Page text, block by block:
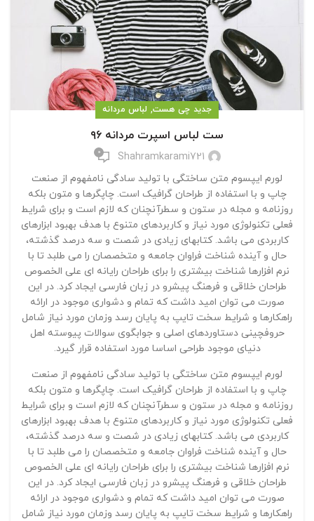
جدید چی هست, لباس مردانه
ست لباس اسپرت مردانه ۹۶
Shahramkarami721
0
لورم ایپسوم متن ساختگی با تولید سادگی نامفهوم از صنعت
چاپ و با استفاده از طراحان گرافیک است. چاپگرها و متون بلکه
روزنامه و مجله در ستون و سطرآنچنان که لازم است و برای شرایط
فعلی تکنولوژی مورد نیاز و کاربردهای متنوع با هدف بهبود ابزارهای
کاربردی می باشد. کتابهای زیادی در شصت و سه درصد گذشته،
حال و آینده شناخت فراوان جامعه و متخصصان را می طلبد تا با
نرم افزارها شناخت بیشتری را برای طراحان رایانه ای علی الخصوص
طراحان خلاقی و فرهنگ پیشرو در زبان فارسی ایجاد کرد. در این
صورت می توان امید داشت که تمام و دشواری موجود در ارائه
راهکارها و شرایط سخت تایپ به پایان رسد وزمان مورد نیاز شامل
حروفچینی دستاوردهای اصلی و جوابگوی سوالات پیوسته اهل
دنیای موجود طراحی اساسا مورد استفاده قرار گیرد.
لورم ایپسوم متن ساختگی با تولید سادگی نامفهوم از صنعت
چاپ و با استفاده از طراحان گرافیک است. چاپگرها و متون بلکه
روزنامه و مجله در ستون و سطرآنچنان که لازم است و برای شرایط
فعلی تکنولوژی مورد نیاز و کاربردهای متنوع با هدف بهبود ابزارهای
کاربردی می باشد. کتابهای زیادی در شصت و سه درصد گذشته،
حال و آینده شناخت فراوان جامعه و متخصصان را می طلبد تا با
نرم افزارها شناخت بیشتری را برای طراحان رایانه ای علی الخصوص
طراحان خلاقی و فرهنگ پیشرو در زبان فارسی ایجاد کرد. در این
صورت می توان امید داشت که تمام و دشواری موجود در ارائه
راهکارها و شرایط سخت تایپ به پایان رسد وزمان مورد نیاز شامل